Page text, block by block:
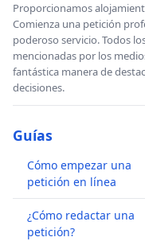
Proporcionamos
Comienza una petición
poderoso servicio. Todos
mencionadas por los
fantástica manera de
decisiones.
Guías
Cómo empezar una
petición en línea
¿Cómo redactar una
petición?